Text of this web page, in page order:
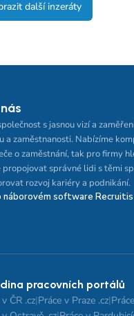
další inzeráty
s jasnou vizí a
a zaměstnanosti. Nabízíme
o zaměstnání, tak pro firmy
propojovat správné lidi s těmi
rozvoj kariéry a podnikání.
náborovém software Recruitis
pracovních portálů
ČR .cz|Práce v Praze .cz|